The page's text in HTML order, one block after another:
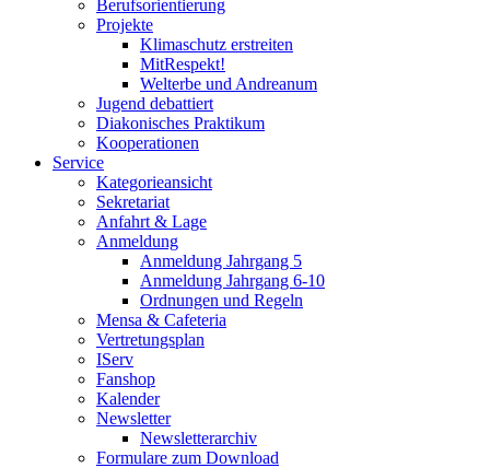
Berufsorientierung
Projekte
Klimaschutz erstreiten
MitRespekt!
Welterbe und Andreanum
Jugend debattiert
Diakonisches Praktikum
Kooperationen
Service
Kategorieansicht
Sekretariat
Anfahrt & Lage
Anmeldung
Anmeldung Jahrgang 5
Anmeldung Jahrgang 6-10
Ordnungen und Regeln
Mensa & Cafeteria
Vertretungsplan
IServ
Fanshop
Kalender
Newsletter
Newsletterarchiv
Formulare zum Download